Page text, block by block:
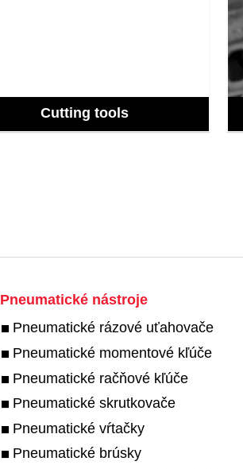
Cutting tools
Pneumatické nástroje
Pneumatické rázové uťahovače
Pneumatické momentové kľúče
Pneumatické račňové kľúče
Pneumatické skrutkovače
Pneumatické vŕtačky
Pneumatické brúsky